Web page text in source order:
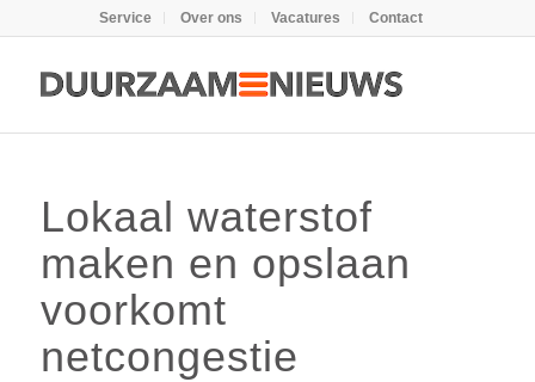
Service Over ons Vacatures Contact
Lokaal waterstof
maken en opslaan
voorkomt
netcongestie